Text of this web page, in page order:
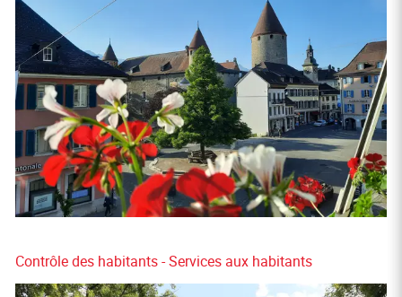
Contrôle des habitants - Services aux habitants